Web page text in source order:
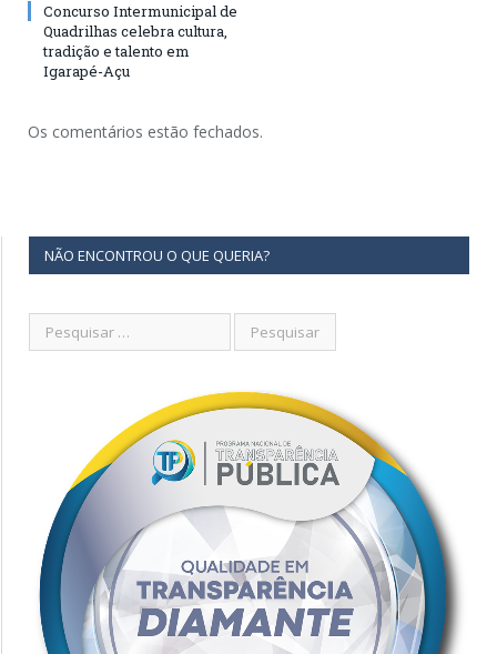
Concurso Intermunicipal de
Quadrilhas celebra cultura,
tradição e talento em
Igarapé-Açu
Os comentários estão fechados.
NÃO ENCONTROU O QUE QUERIA?